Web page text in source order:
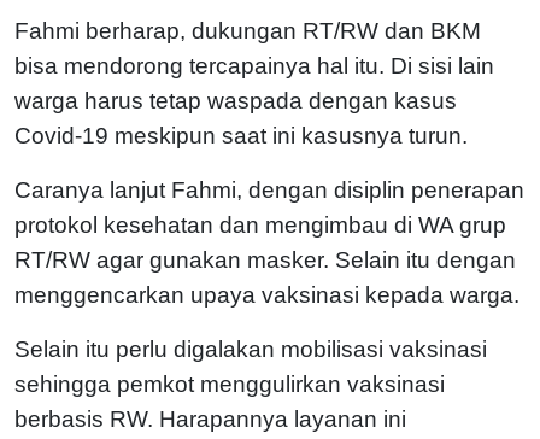
Fahmi berharap, dukungan RT/RW dan BKM
bisa mendorong tercapainya hal itu. Di sisi lain
warga harus tetap waspada dengan kasus
Covid-19 meskipun saat ini kasusnya turun.
Caranya lanjut Fahmi, dengan disiplin penerapan
protokol kesehatan dan mengimbau di WA grup
RT/RW agar gunakan masker. Selain itu dengan
menggencarkan upaya vaksinasi kepada warga.
Selain itu perlu digalakan mobilisasi vaksinasi
sehingga pemkot menggulirkan vaksinasi
berbasis RW. Harapannya layanan ini